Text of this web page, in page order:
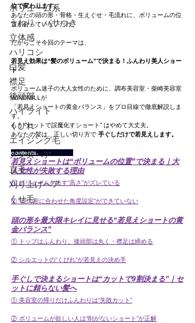
ボリューム系
うねり・パサつき
立体感
ハリコシ
白髪
襟足
後頭部
ハイライト
くびれ
エイジング毛
メンズヘア
直毛
刈り上げヘア
くせ毛
位で変わります。
あなたの頭の形・骨格・生えぐせ・毛流れに、ボリュームの位
置が合っていないだけ。
だからこそ今回のテーマは、
若見え効果は“髪のボリューム”で決まる！ふんわり美人ショー
ト
ボリューム迷子の大人女性のために、調布美容室・柴崎美容室
WINDMILLが
「若見えショートの黄金バランス」をプロ目線で徹底解説しま
す。
もう “セットで誤魔化すショート” はやめて大丈夫。
あなたの髪は、正しい切り方で 手ぐしだけで若見えします。
contents.
若見えショートは“ボリュームの位置”で決まる｜大
人女性が失敗する理由
① ボリュームを出す“高さ”がズレている
② “頭の形に合わせた角度設定”ができていない
頭の形を最大限キレイに見せる“若見えショートの黄
金バランス”
① トップはふんわり、後頭部は丸く・襟足は締める
② シルエットの“くびれ”が若見えの決め手
手ぐしで決まるショートは“カットで9割決まる”｜セ
ットに頼らない髪へ
① 美容室の帰りだけふんわりは“失敗カット”
② ボリュームが欲しい人は“削がないショート”が正解